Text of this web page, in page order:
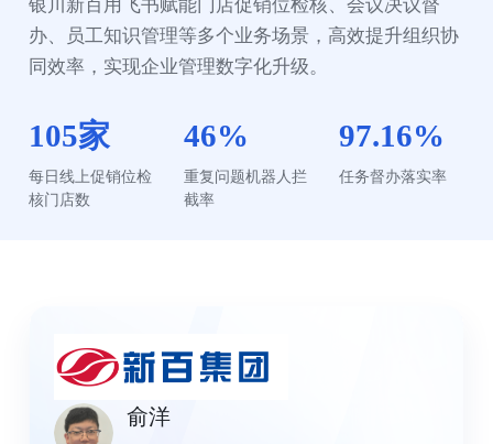
银川新百用飞书赋能门店促销位检核、会议决议督
办、员工知识管理等多个业务场景，高效提升组织协
同效率，实现企业管理数字化升级。
105家
每日线上促销位检
核门店数
46%
重复问题机器人拦
截率
97.16%
任务督办落实率
俞洋